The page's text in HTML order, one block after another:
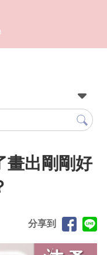
畫出剛剛好
分享到